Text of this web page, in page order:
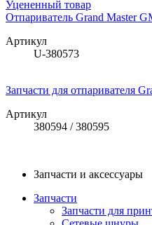
Уцененный товар
Отпариватель Grand Master
Артикул
U-380573
Запчасти для отпаривателя
Артикул
380594 / 380595
Запчасти и аксессуары
Запчасти
Запчасти для